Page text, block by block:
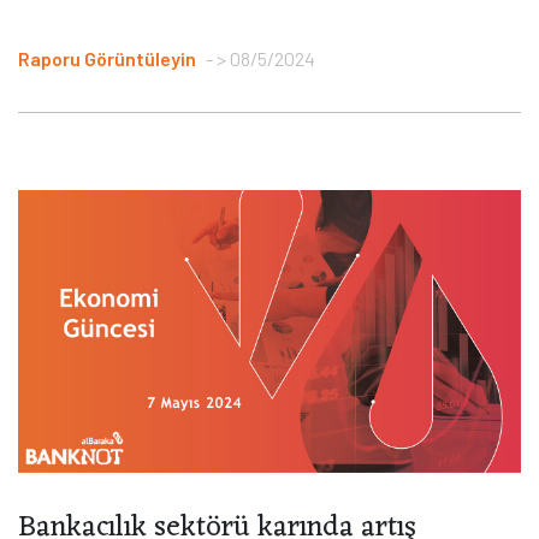
Raporu Görüntüleyin > 08/5/2024
Bankacılık sektörü karında artış